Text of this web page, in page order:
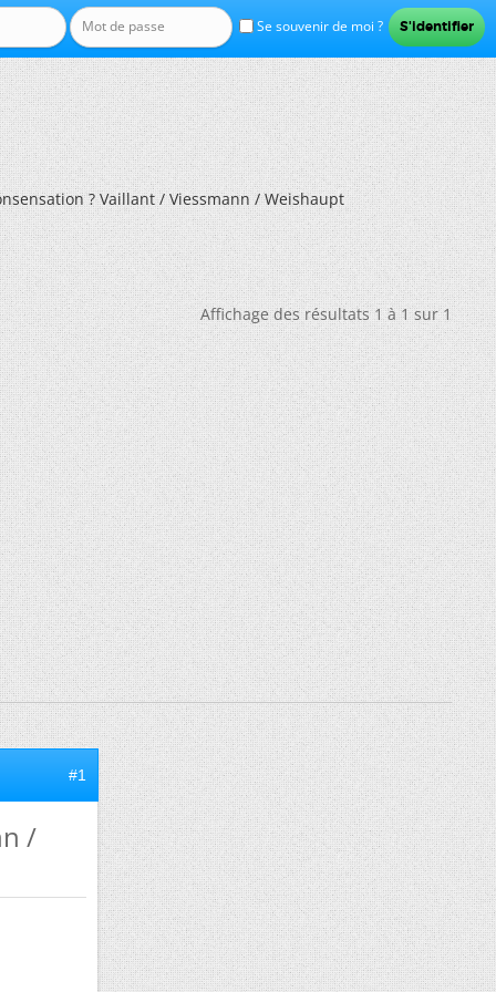
Se souvenir de moi ?
? Vaillant / Viessmann / Weishaupt
Affichage des résultats 1 à 1 sur 1
#1
/